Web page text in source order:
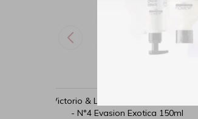
Victorio & Lucchino Aguas Masculinas
- N°4 Evasion Exotica 150ml